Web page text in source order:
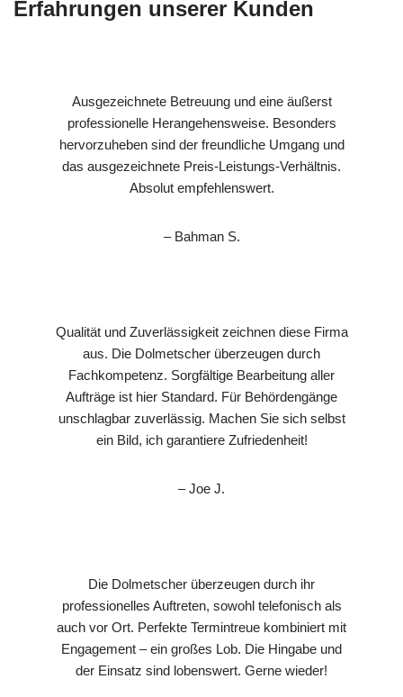
Erfahrungen unserer Kunden
Ausgezeichnete Betreuung und eine äußerst
professionelle Herangehensweise. Besonders
hervorzuheben sind der freundliche Umgang und
das ausgezeichnete Preis-Leistungs-Verhältnis.
Absolut empfehlenswert.
– Bahman S.
Qualität und Zuverlässigkeit zeichnen diese Firma
aus. Die Dolmetscher überzeugen durch
Fachkompetenz. Sorgfältige Bearbeitung aller
Aufträge ist hier Standard. Für Behördengänge
unschlagbar zuverlässig. Machen Sie sich selbst
ein Bild, ich garantiere Zufriedenheit!
– Joe J.
Die Dolmetscher überzeugen durch ihr
professionelles Auftreten, sowohl telefonisch als
auch vor Ort. Perfekte Termintreue kombiniert mit
Engagement – ein großes Lob. Die Hingabe und
der Einsatz sind lobenswert. Gerne wieder!